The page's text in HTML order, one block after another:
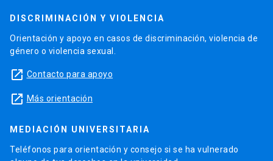
DISCRIMINACIÓN Y VIOLENCIA
Orientación y apoyo en casos de discriminación, violencia de
género o violencia sexual.
launch Contacto para apoyo
launch Más orientación
MEDIACIÓN UNIVERSITARIA
Teléfonos para orientación y consejo si se ha vulnerado